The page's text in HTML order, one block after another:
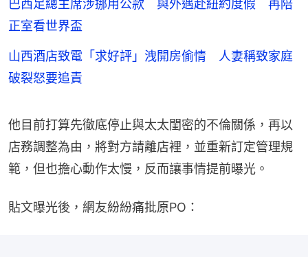
巴西足總主席涉挪用公款 與外遇赴紐約度假 再陪
正室看世界盃
山西酒店致電「求好評」洩開房偷情 人妻稱致家庭
破裂怒要追責
他目前打算先徹底停止與太太閨密的不倫關係，再以
店務調整為由，將對方請離店裡，並重新訂定管理規
範，但也擔心動作太慢，反而讓事情提前曝光。
貼文曝光後，網友紛紛痛批原PO：